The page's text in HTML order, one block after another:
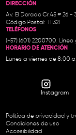
DIRECCIÓN
Av. El Dorado Cr.45 # 26 -
Código Postal: 111321
TELÉFONOS
(+57) (601) 2200700.
HORARIO DE ATENCIÓN
Lunes a viernes de 8:00
Instagram
Política de privacidad y
Condiciones de uso
Accesibilidad